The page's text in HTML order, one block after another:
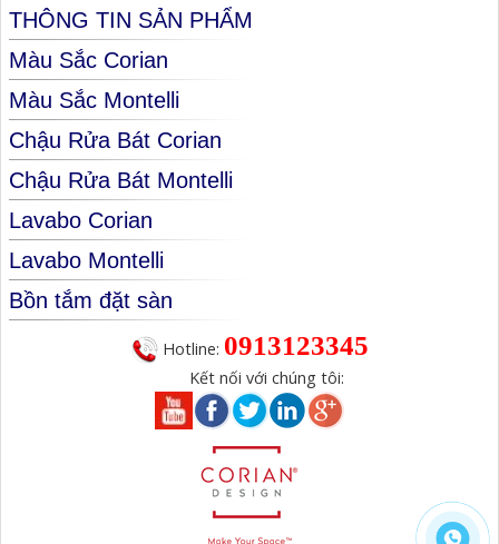
THÔNG TIN SẢN PHẨM
Màu Sắc Corian
Màu Sắc Montelli
Chậu Rửa Bát Corian
Chậu Rửa Bát Montelli
Lavabo Corian
Lavabo Montelli
Bồn tắm đặt sàn
Hotline: 0913123345
Kết nối với chúng tôi: